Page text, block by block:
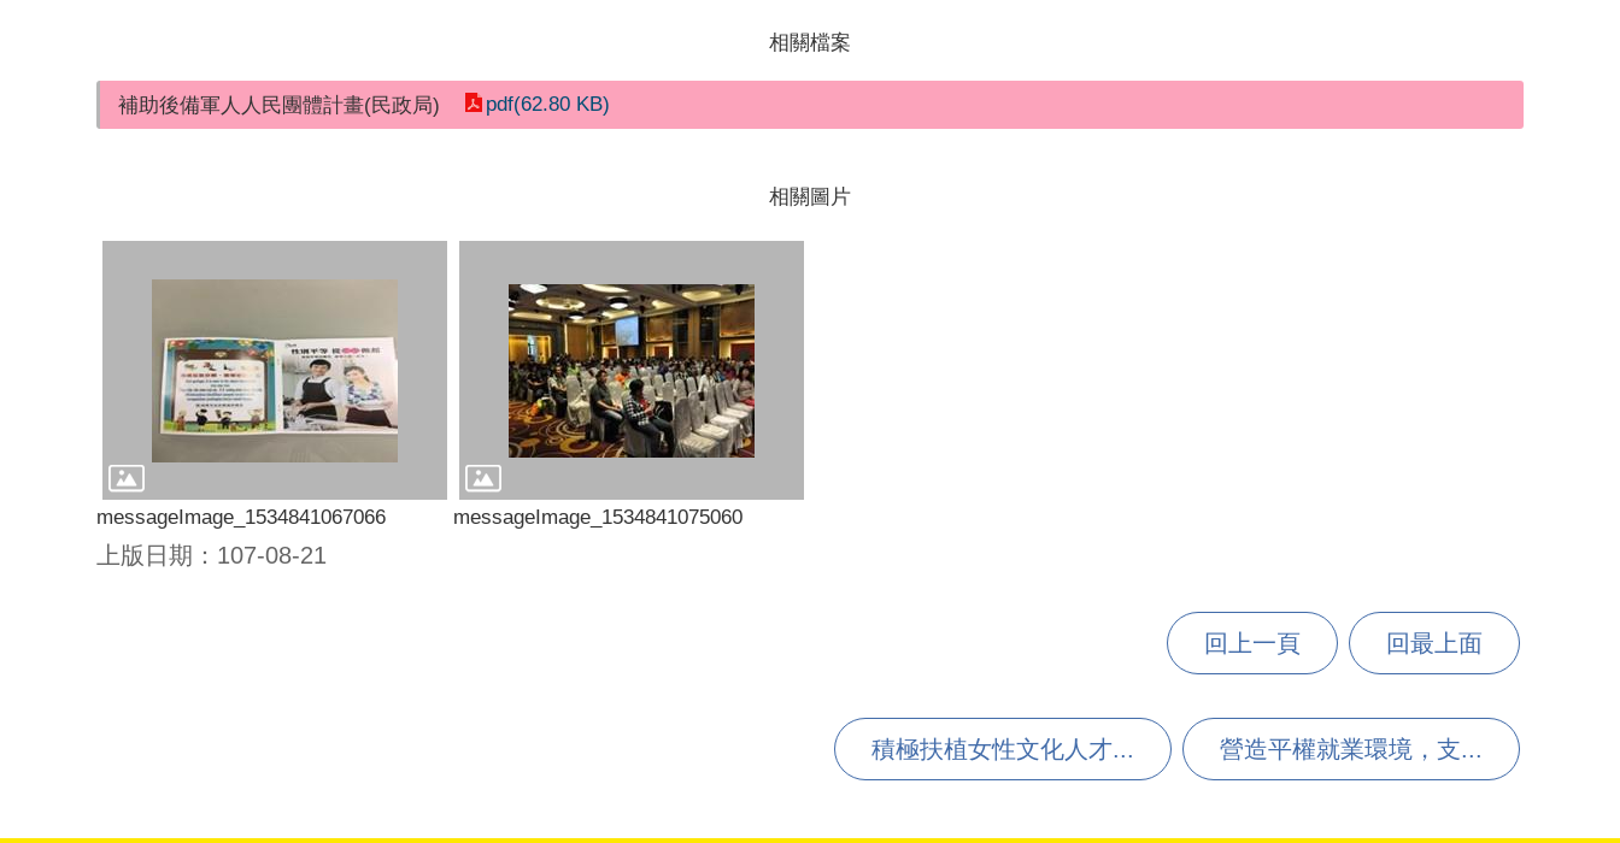
相關檔案
補助後備軍人人民團體計畫(民政局) pdf(62.80 KB)
相關圖片
messageImage_1534841067066 messageImage_1534841075060
上版日期：107-08-21
回上一頁 回最上面
積極扶植女性文化人才... 營造平權就業環境，支...